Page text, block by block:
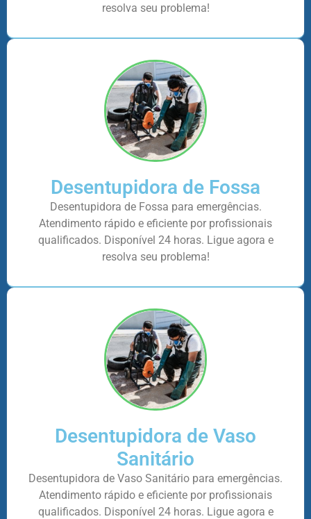
resolva seu problema!
Desentupidora de Fossa
Desentupidora de Fossa para emergências.
Atendimento rápido e eficiente por profissionais
qualificados. Disponível 24 horas. Ligue agora e
resolva seu problema!
Desentupidora de Vaso
Sanitário
Desentupidora de Vaso Sanitário para emergências.
Atendimento rápido e eficiente por profissionais
qualificados. Disponível 24 horas. Ligue agora e